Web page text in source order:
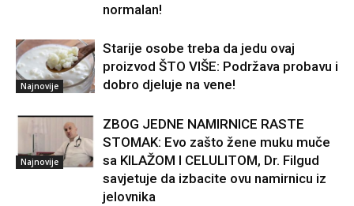
normalan!
Najnovije
Starije osobe treba da jedu ovaj
proizvod ŠTO VIŠE: Podržava probavu i
dobro djeluje na vene!
Najnovije
ZBOG JEDNE NAMIRNICE RASTE
STOMAK: Evo zašto žene muku muče
sa KILAŽOM I CELULITOM, Dr. Filgud
savjetuje da izbacite ovu namirnicu iz
jelovnika